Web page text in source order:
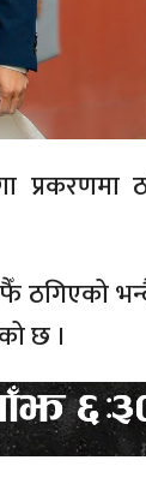
ठगिएको
छ ।